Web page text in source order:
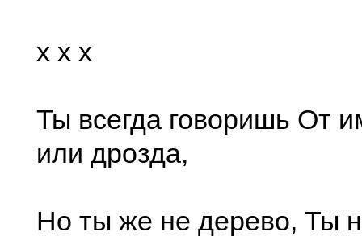
x x x
Ты всегда говоришь От
или дрозда,
Но ты же не дерево, Ты